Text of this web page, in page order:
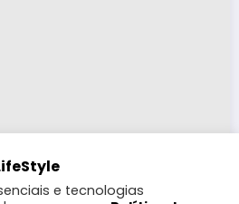
e tecnologias